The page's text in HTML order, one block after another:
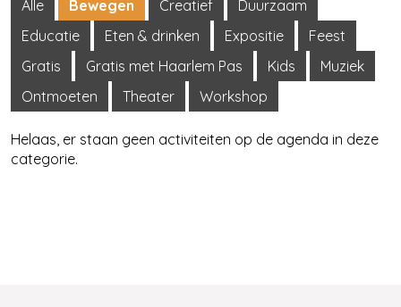
Alle Bewegen Creatief
Duurzaam
Educatie
Eten & drinken Expositie
Feest
Gratis
Gratis met Haarlem Pas Kids
Muziek
Ontmoeten
Theater Workshop
Helaas, er staan geen activiteiten op de agenda in deze
categorie.